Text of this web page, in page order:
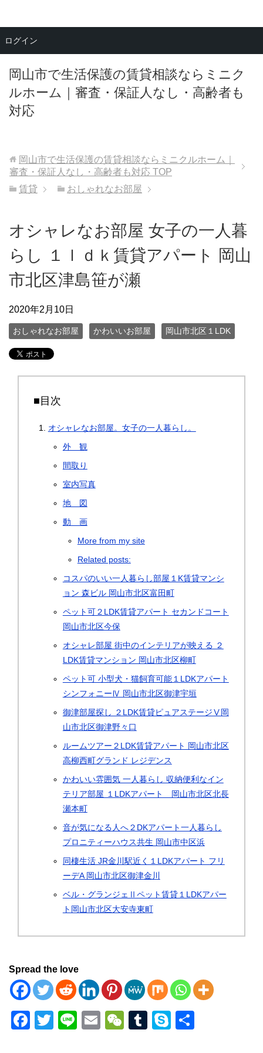
岡山市で生活保護の賃貸相談ならミニク
ルホーム｜審査・保証人なし・高齢者も
対応
メニュー
岡山市で生活保護の賃貸相談ならミニクルホーム｜
審査・保証人なし・高齢者も対応 TOP
賃貸
おしゃれなお部屋
オシャレなお部屋 女子の一人暮
らし １ｌｄｋ賃貸アパート 岡山
市北区津島笹が瀬
2020年2月10日
おしゃれなお部屋 かわいいお部屋 岡山市北区１LDK
■目次
オシャレなお部屋。女子の一人暮らし。
外 観
間取り
室内写真
地 図
動 画
More from my site
Related posts:
コスパのいい一人暮らし部屋１K賃貸マンシ
ョン 森ビル 岡山市北区富田町
ペット可２LDK賃貸アパート セカンドコート
岡山市北区今保
オシャレ部屋 街中のインテリアが映える ２
LDK賃貸マンション 岡山市北区柳町
ペット可 小型犬・猫飼育可能１LDKアパート
シンフォニーⅣ 岡山市北区御津宇垣
御津部屋探し ２LDK賃貸ピュアステージⅤ岡
山市北区御津野々口
ルームツアー２LDK賃貸アパート 岡山市北区
高柳西町グランド レジデンス
かわいい雰囲気 一人暮らし 収納便利なイン
テリア部屋 １LDKアパート 岡山市北区北長
瀬本町
音が気になる人へ２DKアパート一人暮らし
プロニティーハウス共生 岡山市中区浜
同棲生活 JR金川駅近く１LDKアパート フリ
ーデA 岡山市北区御津金川
ベル・グランジェⅡペット賃貸１LDKアパー
ト岡山市北区大安寺東町
Spread the love
F
T
Li
E
W
T
S
ログイン